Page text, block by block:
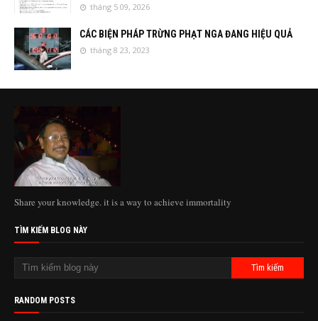
tháng 5 09, 2026
CÁC BIỆN PHÁP TRỪNG PHẠT NGA ĐANG HIỆU QUẢ
tháng 8 23, 2023
Share your knowledge. it is a way to achieve immortality
TÌM KIẾM BLOG NÀY
RANDOM POSTS